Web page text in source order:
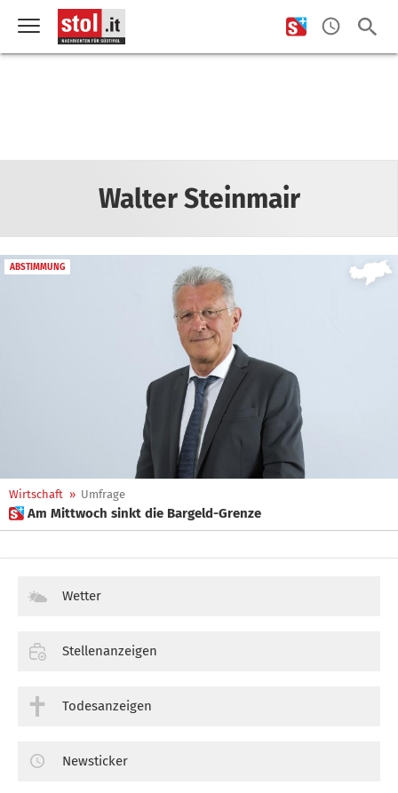
Walter Steinmair
ABSTIMMUNG
Wirtschaft » Umfrage
 Am Mittwoch sinkt die Bargeld-Grenze
Wetter
Stellenanzeigen
Todesanzeigen
Newsticker